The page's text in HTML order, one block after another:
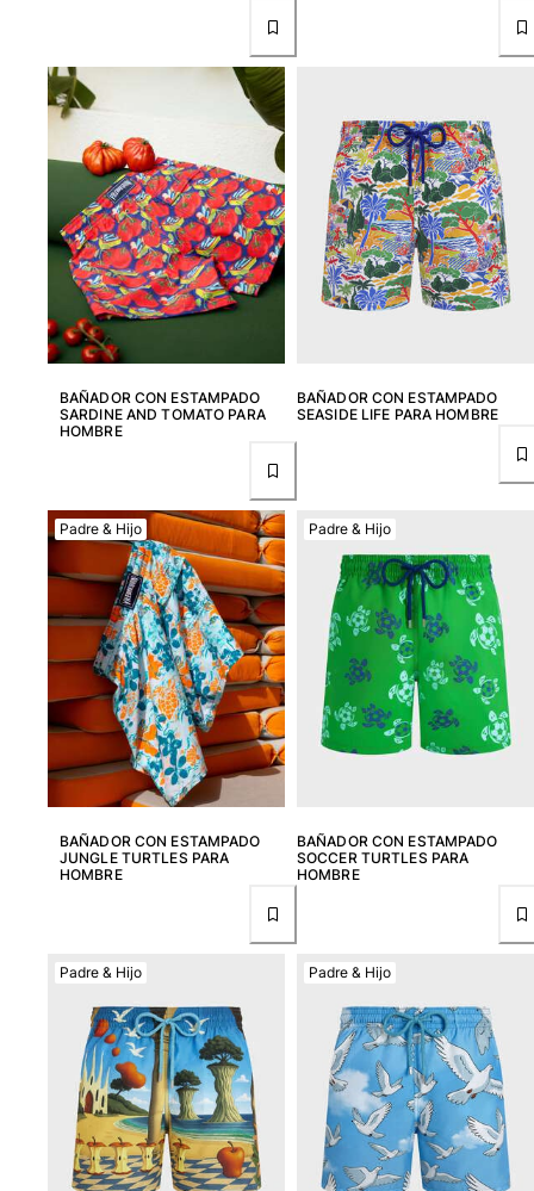
Camisetas
Colección loungewear
Kimonos
Ver todo Pret-a-porter
Yachting collection
Ver todo Yachting collection
Niño
Ver todo Niño
Traje de baño
Bebé
Clásico
Clásico stretch
Clásico ultra ligero
Trajes de baño Bordados
Camiseta de baño
Trajes de baño mágicos
Ver todo Trajes de baño
Pret-a-porter
Polos
Camisetas
Sudaderas
Ver todo Pret-a-porter
Niña
Ver todo Niña
Trajes de baño
BAÑADOR CON ESTAMPADO
SARDINE AND TOMATO PARA
HOMBRE
BAÑADOR CON ESTAMPADO
SEASIDE LIFE PARA HOMBRE
BAÑADOR CON ESTAMPADO
JUNGLE TURTLES PARA
HOMBRE
Padre & Hijo
BAÑADOR CON ESTAMPADO
SOCCER TURTLES PARA
HOMBRE
Padre & Hijo
Padre & Hijo Padre & Hijo